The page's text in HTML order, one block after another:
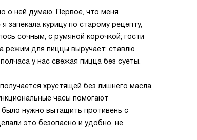
о ней думаю. Первое, что меня
курицу по старому рецепту,
сочным, с румяной корочкой; гости
режим для пиццы выручает: ставлю
у нас свежая пицца без суеты.
хрустящей без лишнего масла,
часы помогают
было нужно вытащить противень с
это безопасно и удобно, не